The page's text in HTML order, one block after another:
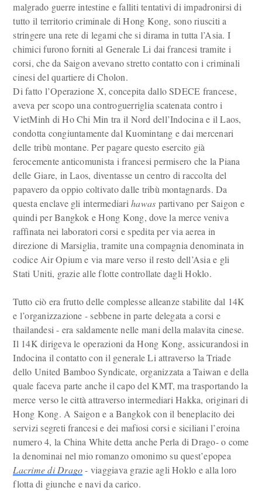
malgrado guerre intestine e falliti tentativi di impadronirsi di
tutto il territorio criminale di Hong Kong, sono riusciti a
stringere una rete di legami che si dirama in tutta l’Asia. I
chimici furono forniti al Generale Li dai francesi tramite i
corsi, che da Saigon avevano stretto contatto con i criminali
cinesi del quartiere di Cholon.
Di fatto l’Operazione X, concepita dallo SDECE francese,
aveva per scopo una controguerriglia scatenata contro i
VietMinh di Ho Chi Min tra il Nord dell’Indocina e il Laos,
condotta congiuntamente dal Kuomintang e dai mercenari
delle tribù montane. Per pagare questo esercito già
ferocemente anticomunista i francesi permisero che la Piana
delle Giare, in Laos, diventasse un centro di raccolta del
papavero da oppio coltivato dalle tribù montagnards. Da
questa enclave gli intermediarihawas partivano per Saigon e
quindi per Bangkok e Hong Kong, dove la merce veniva
raffinata nei laboratori corsi e spedita per via aerea in
direzione di Marsiglia, tramite una compagnia denominata in
codice Air Opium e via mare verso il resto dell’Asia e gli
Stati Uniti, grazie alle flotte controllate dagli Hoklo.
Tutto ciò era frutto delle complesse alleanze stabilite dal 14K
e l’organizzazione - sebbene in parte delegata a corsi e
thailandesi - era saldamente nelle mani della malavita cinese.
Il 14K dirigeva le operazioni da Hong Kong, assicurandosi in
Indocina il contatto con il generale Li attraverso la Triade
dello United Bamboo Syndicate, organizzata a Taiwan e della
quale faceva parte anche il capo del KMT, ma trasportando la
merce verso le città attraverso intermediari Hakka, originari di
Hong Kong. A Saigon e a Bangkok con il beneplacito dei
servizi segreti francesi e dei mafiosi corsi e siciliani l’eroina
numero 4, la China White detta anche Perla di Drago- o come
la denominai nel mio romanzo omonimo su quest’epopea
Lacrime di Drago- viaggiava grazie agli Hoklo e alla loro
flotta di giunche e navi da carico.